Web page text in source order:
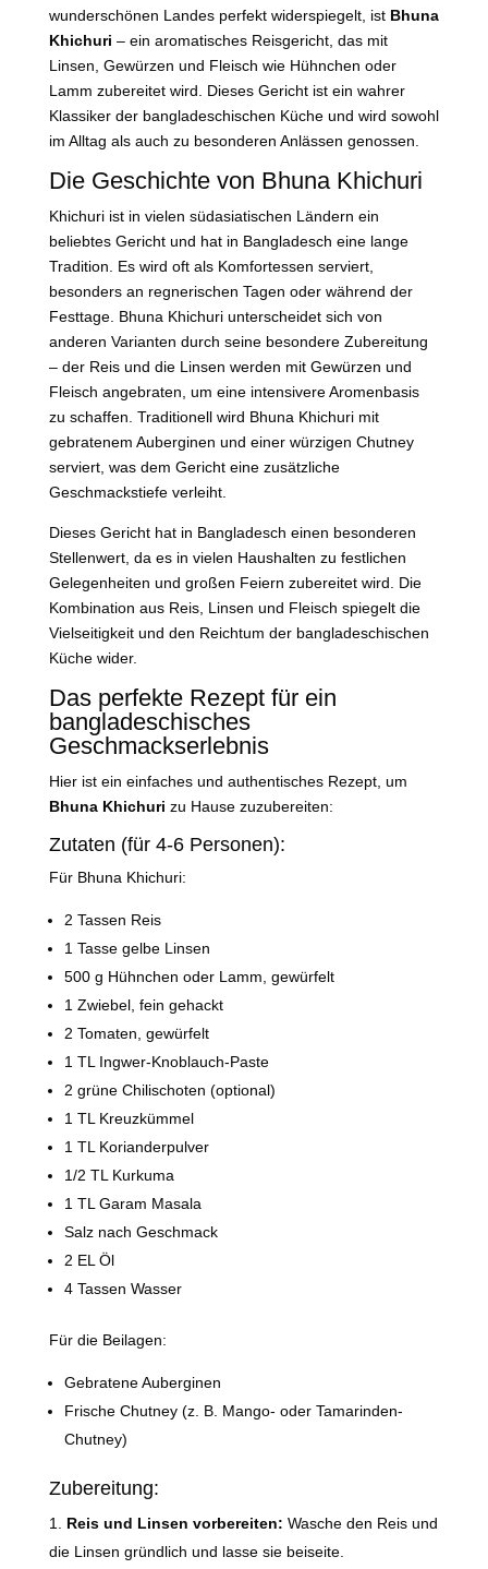
wunderschönen Landes perfekt widerspiegelt, ist Bhuna
Khichuri – ein aromatisches Reisgericht, das mit
Linsen, Gewürzen und Fleisch wie Hühnchen oder
Lamm zubereitet wird. Dieses Gericht ist ein wahrer
Klassiker der bangladeschischen Küche und wird sowohl
im Alltag als auch zu besonderen Anlässen genossen.
Die Geschichte von Bhuna Khichuri
Khichuri ist in vielen südasiatischen Ländern ein
beliebtes Gericht und hat in Bangladesch eine lange
Tradition. Es wird oft als Komfortessen serviert,
besonders an regnerischen Tagen oder während der
Festtage. Bhuna Khichuri unterscheidet sich von
anderen Varianten durch seine besondere Zubereitung
– der Reis und die Linsen werden mit Gewürzen und
Fleisch angebraten, um eine intensivere Aromenbasis
zu schaffen. Traditionell wird Bhuna Khichuri mit
gebratenem Auberginen und einer würzigen Chutney
serviert, was dem Gericht eine zusätzliche
Geschmackstiefe verleiht.
Dieses Gericht hat in Bangladesch einen besonderen
Stellenwert, da es in vielen Haushalten zu festlichen
Gelegenheiten und großen Feiern zubereitet wird. Die
Kombination aus Reis, Linsen und Fleisch spiegelt die
Vielseitigkeit und den Reichtum der bangladeschischen
Küche wider.
Das perfekte Rezept für ein
bangladeschisches
Geschmackserlebnis
Hier ist ein einfaches und authentisches Rezept, um
Bhuna Khichuri zu Hause zuzubereiten:
Zutaten (für 4-6 Personen):
Für Bhuna Khichuri:
2 Tassen Reis
1 Tasse gelbe Linsen
500 g Hühnchen oder Lamm, gewürfelt
1 Zwiebel, fein gehackt
2 Tomaten, gewürfelt
1 TL Ingwer-Knoblauch-Paste
2 grüne Chilischoten (optional)
1 TL Kreuzkümmel
1 TL Korianderpulver
1/2 TL Kurkuma
1 TL Garam Masala
Salz nach Geschmack
2 EL Öl
4 Tassen Wasser
Für die Beilagen:
Gebratene Auberginen
Frische Chutney (z. B. Mango- oder Tamarinden-
Chutney)
Zubereitung:
Reis und Linsen vorbereiten: Wasche den Reis und
die Linsen gründlich und lasse sie beiseite.